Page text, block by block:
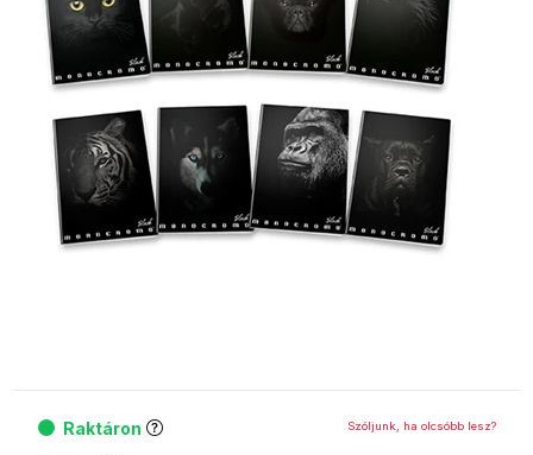
Raktáron Szóljunk, ha olcsóbb lesz?